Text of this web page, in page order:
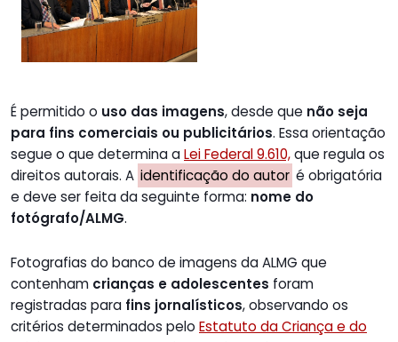
É permitido o uso das imagens, desde que não seja
para fins comerciais ou publicitários. Essa orientação
segue o que determina aLei Federal 9.610,que regula os
direitos autorais. A identificação do autor é obrigatória
e deve ser feita da seguinte forma: nome do
fotógrafo/ALMG.
Fotografias do banco de imagens da ALMG que
contenham crianças e adolescentes foram
registradas para fins jornalísticos, observando os
critérios determinados pelo Estatuto da Criança e do